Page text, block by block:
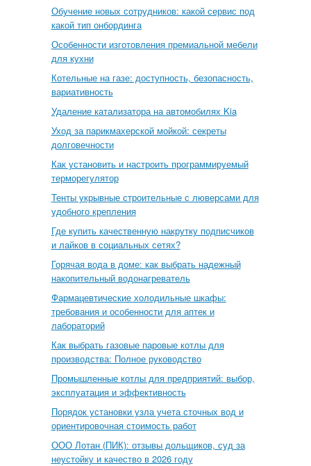
Обучение новых сотрудников: какой сервис под
какой тип онбординга
Особенности изготовления премиальной мебели
для кухни
Котельные на газе: доступность, безопасность,
вариативность
Удаление катализатора на автомобилях Kia
Уход за парикмахерской мойкой: секреты
долговечности
Как установить и настроить программируемый
терморегулятор
Тенты укрывные строительные с люверсами для
удобного крепления
Где купить качественную накрутку подписчиков
и лайков в социальных сетях?
Горячая вода в доме: как выбрать надежный
накопительный водонагреватель
Фармацевтические холодильные шкафы:
требования и особенности для аптек и
лабораторий
Как выбрать газовые паровые котлы для
производства: Полное руководство
Промышленные котлы для предприятий: выбор,
эксплуатация и эффективность
Порядок установки узла учета сточных вод и
ориентировочная стоимость работ
ООО Лотан (ПИК): отзывы дольщиков, суд за
неустойку и качество в 2026 году